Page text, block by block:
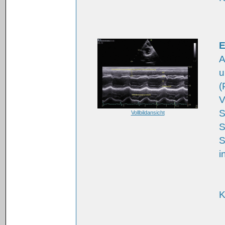
Vollbildansicht